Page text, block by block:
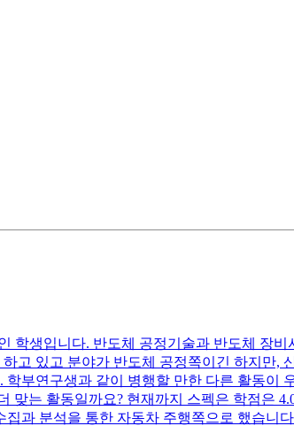
학생입니다. 반도체 공정기술과 반도체 장
고 있고 분야가 반도체 공정쪽이긴 하지만,
부연구생과 같이 병행할 만한 다른 활동이
는 활동일까요? 현재까지 스펙은 학점은
과 분석을 통한 자동차 주행쪽으로 했습니